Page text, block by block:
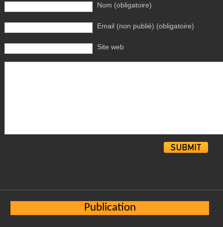
Nom (obligatoire)
Email (non publié) (obligatoire)
Site web
Publication